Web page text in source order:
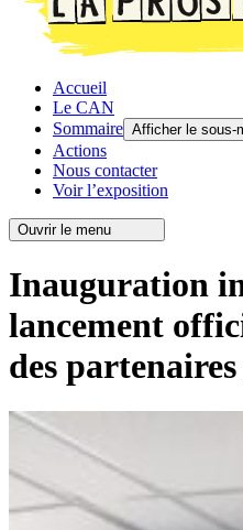
Accueil
Le CAN
Sommaire Afficher le sous-
Actions
Nous contacter
Voir l’exposition
Ouvrir le menu
Inauguration
lancement
des